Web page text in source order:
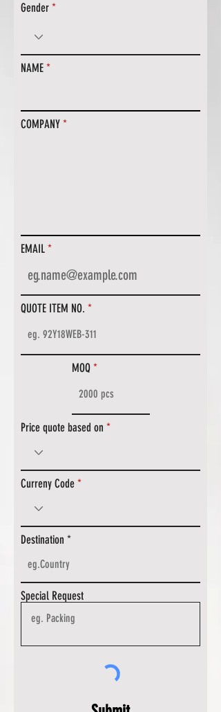
Gender
NAME
COMPANY
EMAIL
QUOTE ITEM NO.
MOQ
Price quote based on
Curreny Code
Destination
Special Request